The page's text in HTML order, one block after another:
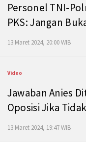
Personel TNI-
PKS: Jangan
13 Maret 2024, 20:00 WIB
Video
Jawaban Anies
Oposisi Jika
13 Maret 2024, 19:47 WIB